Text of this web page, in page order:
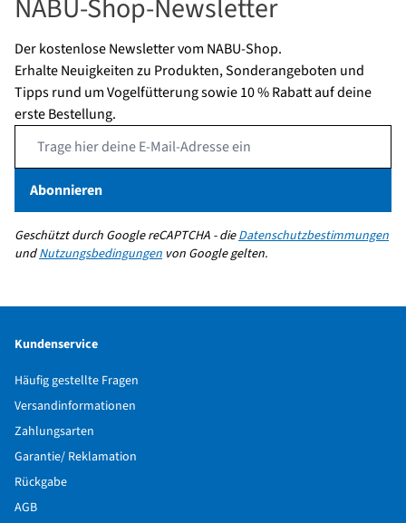
NABU-Shop-Newsletter
Der kostenlose Newsletter vom NABU-Shop.
Erhalte Neuigkeiten zu Produkten, Sonderangeboten und
Tipps rund um Vogelfütterung sowie 10 % Rabatt auf deine
erste Bestellung.
Abonnieren
Geschützt durch Google reCAPTCHA - dieDatenschutzbestimmungen
undNutzungsbedingungen von Google gelten.
Kundenservice
Häufig gestellte Fragen
Versandinformationen
Zahlungsarten
Garantie/ Reklamation
Rückgabe
AGB